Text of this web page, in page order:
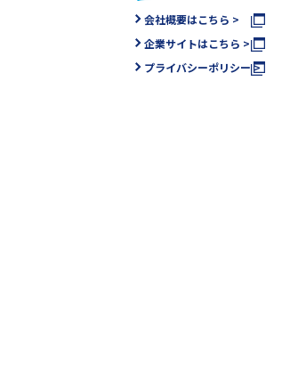
会社概要はこちら >
企業サイトはこちら >
プライバシーポリシー >